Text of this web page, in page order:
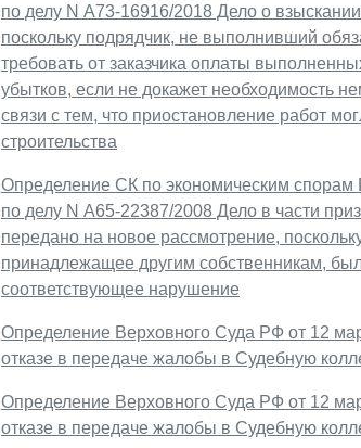
по делу N А73-16916/2018 Дело о
поскольку подрядчик, не выполнивший
требовать от заказчика оплаты
убытков, если не докажет необходимость
связи с тем, что приостановление работ
строительства
Определение СК по экономическим
по делу N А65-22387/2008 Дело в части
передано на новое рассмотрение,
принадлежащее другим собственникам,
соответствующее нарушение
Определение Верховного Суда РФ от 12
отказе в передаче жалобы в Судебную
Определение Верховного Суда РФ от 12
отказе в передаче жалобы в Судебную